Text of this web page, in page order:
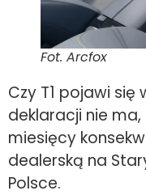
Fot. Arcfox
Czy T1 pojawi się
deklaracji nie ma,
miesięcy
dealerską na
Polsce.